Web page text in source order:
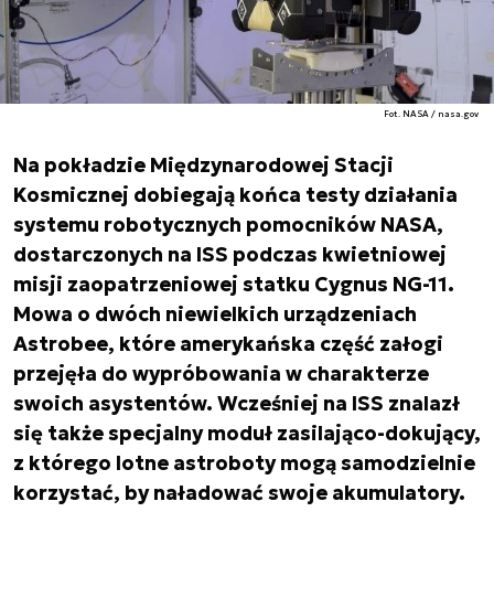
Fot. NASA / nasa.gov
Na pokładzie Międzynarodowej Stacji
Kosmicznej dobiegają końca testy działania
systemu robotycznych pomocników NASA,
dostarczonych na ISS podczas kwietniowej
misji zaopatrzeniowej statku Cygnus NG-11.
Mowa o dwóch niewielkich urządzeniach
Astrobee, które amerykańska część załogi
przejęła do wypróbowania w charakterze
swoich asystentów. Wcześniej na ISS znalazł
się także specjalny moduł zasilająco-dokujący,
z którego lotne astroboty mogą samodzielnie
korzystać, by naładować swoje akumulatory.